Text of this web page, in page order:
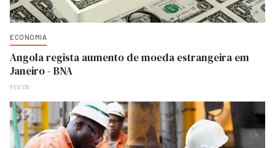
Angola regista aumento de moeda estrangeira em
Janeiro - BNA
FEV 09